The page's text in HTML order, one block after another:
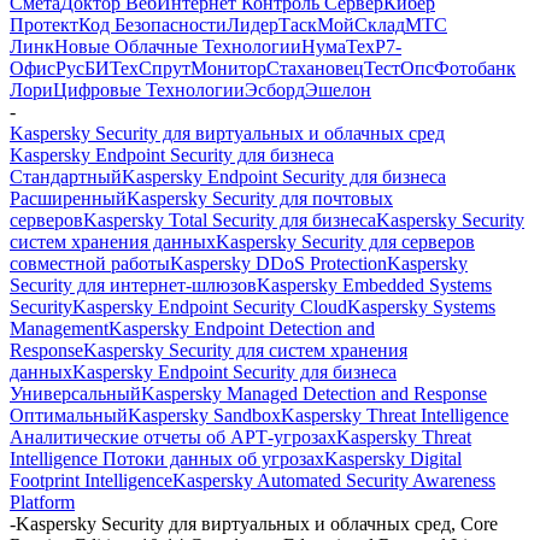
ПротектКод БезопасностиЛидерТаскМойСкладМТС
ЛинкНовые Облачные ТехнологииНумаТехР7-
ОфисРусБИТехСпрутМониторСтахановецТестОпсФотобанк
ЛориЦифровые ТехнологииЭсбордЭшелон
-
Kaspersky Security для виртуальных и облачных сред
Kaspersky Endpoint Security для бизнеса
СтандартныйKaspersky Endpoint Security для бизнеса
РасширенныйKaspersky Security для почтовых
серверовKaspersky Total Security для бизнесаKaspersky Security
систем хранения данныхKaspersky Security для серверов
совместной работыKaspersky DDoS ProtectionKaspersky
Security для интернет-шлюзовKaspersky Embedded Systems
SecurityKaspersky Endpoint Security CloudKaspersky Systems
ManagementKaspersky Endpoint Detection and
ResponseKaspersky Security для систем хранения
данныхKaspersky Endpoint Security для бизнеса
УниверсальныйKaspersky Managed Detection and Response
ОптимальныйKaspersky SandboxKaspersky Threat Intelligence
Аналитические отчеты об АРТ-угрозахKaspersky Threat
Intelligence Потоки данных об угрозахKaspersky Digital
Footprint IntelligenceKaspersky Automated Security Awareness
Platform
-Kaspersky Security для виртуальных и облачных сред, Core